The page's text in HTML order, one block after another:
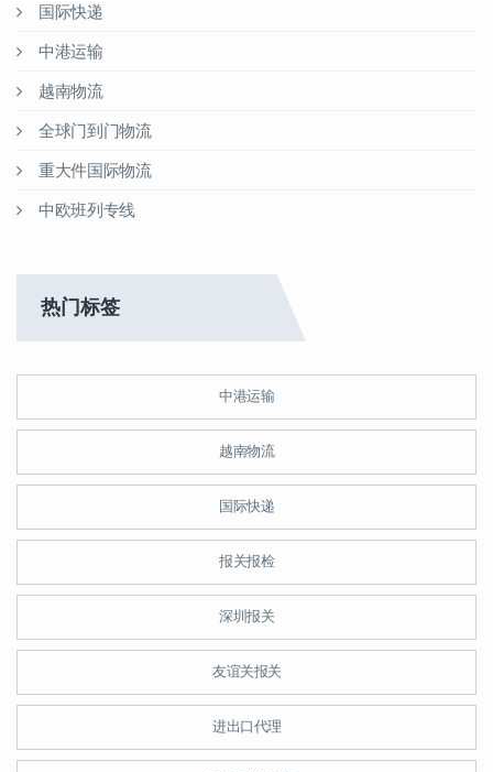
国际快递
中港运输
越南物流
全球门到门物流
重大件国际物流
中欧班列专线
热门标签
中港运输
越南物流
国际快递
报关报检
深圳报关
友谊关报关
进出口代理